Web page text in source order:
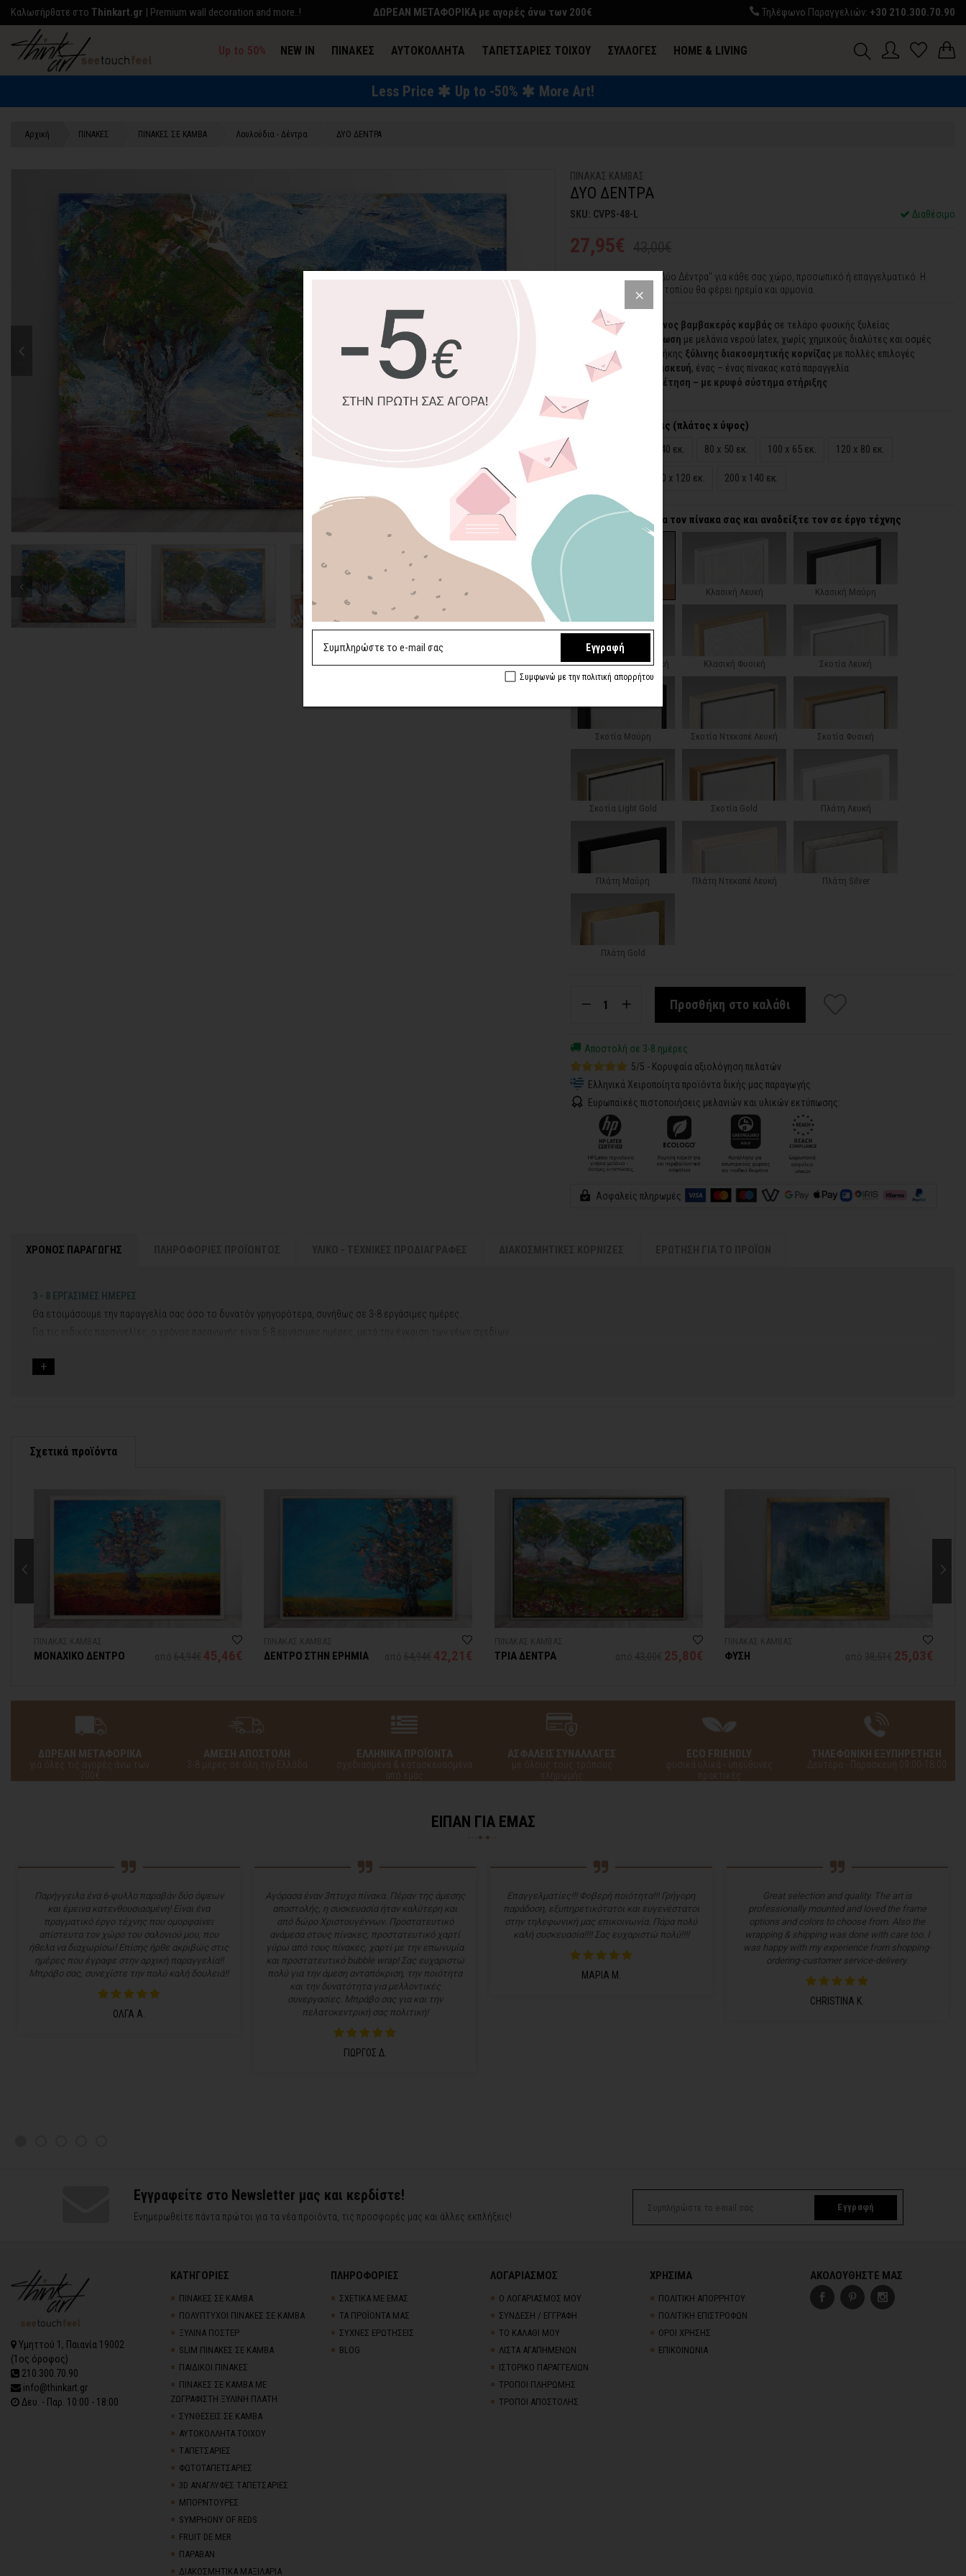
Kαλωσήρθατε στο Thinkart.gr | Premium wall decoration and more..! ΔΩΡΕΑΝ ΜΕΤΑΦΟΡΙΚΑ με αγορές άνω των 200€ Τηλέφωνο Παραγγελιών: +30 210.300.70.90
Up to 50% NEW IN ΠΙΝΑΚΕΣ ΑΥΤΟΚΟΛΛΗΤΑ TΑΠΕΤΣΑΡΙΕΣ ΤΟΙΧΟΥ ΣΥΛΛΟΓΕΣ HOME & LIVING
ΕΝΔΥΣΗ & ΑΞΕΣΟΥΑΡ
Less Price Up to -50% More Art!
Αρχική ΠΙΝΑΚΕΣ ΠΙΝΑΚΕΣ ΣΕ ΚΑΜΒΑ Λουλούδια - Δέντρα ΔΥΟ ΔΕΝΤΡΑ
ΠΙΝΑΚΑΣ ΚΑΜΒΑΣ
ΔΥΟ ΔΕΝΤΡΑ
SKU: CVPS-48-L Διαθέσιμο
27,95€
Επιλέξτε τον πίνακα "Δύο Δέντρα" για κάθε σας χώρο, προσωπικό ή επαγγελματικό. Η
ομορφιά του φυσικού τοπίου θα φέρει ηρεμία και αρμονία.
100% πιστοποιημένος βαμβακερός καμβάς σε τελάρο φυσικής ξυλείας
Οικολογική εκτύπωση με μελάνια νερού latex, χωρίς χημικούς διαλύτες και οσμές
Δυνατότητα προσθήκης ξύλινης διακοσμητικής κορνίζας με πολλές επιλογές
Χειροποίητη κατασκευή, ένας – ένας πίνακας κατά παραγγελία
Έτοιμοι για τοποθέτηση – με κρυφό σύστημα στήριξης
Επιλέξτε διαστάσεις (πλάτος x ύψος)
65 x 40 εκ. 80 x 50 εκ. 100 x 65 εκ. 120 x 80 εκ.
180 x 120 εκ. 200 x 140 εκ.
Επιλέξτε κορνίζα για τον πίνακα σας και αναδείξτε τον σε έργο τέχνης
Κλασική Λευκή Κλασική Μαύρη
Κλασική Ντεκαπέ Λευκή Κλασική Φυσική Σκοτία Λευκή
Σκοτία Μαύρη Σκοτία Ντεκαπέ Λευκή Σκοτία Φυσική
Σκοτία Light Gold Σκοτία Gold Πλάτη Λευκή
Πλάτη Μαύρη Πλάτη Ντεκαπέ Λευκή Πλάτη Silver
Πλάτη Gold
Προσθήκη στο καλάθι
Αποστολή σε 3-8 ημέρες
5/5 - Κορυφαία αξιολόγηση πελατών
Ελληνικά Χειροποίητα προϊόντα δικής μας παραγωγής
Ευρωπαϊκές πιστοποιήσεις μελανιών και υλικών εκτύπωσης:
Ασφαλείς πληρωμές
ΧΡΟΝΟΣ ΠΑΡΑΓΩΓΗΣ
3 - 8 ΕΡΓΑΣΙΜΕΣ ΗΜΕΡΕΣ
Θα ετοιμάσουμε την παραγγελία σας όσο το δυνατόν γρηγορότερα, συνήθως σε 3-8 εργάσιμες ημέρες.
Εάν η αποστολή πραγματοποιείται κατά τη διάρκεια μεγάλων εορτών ή αργιών ή καλοκαιρινών διακοπών, μπορεί να χρειαστεί λίγος περισσότερος χρόνος για να παραδοθεί.
Σχετικά προϊόντα
ΜΟΝΑΧΙΚΟ ΔΕΝΤΡΟ 45,46€ ΔΕΝΤΡΟ ΣΤΗΝ ΕΡΗΜΙΑ 42,21€ ΤΡΙΑ ΔΕΝΤΡΑ 25,80€ ΦΥΣΗ 25,03€
ΔΩΡΕΑΝ ΜΕΤΑΦΟΡΙΚΑ
για όλες τις αγορές άνω των
200€
ΑΜΕΣΗ ΑΠΟΣΤΟΛΗ
3-8 μέρες σε όλη την Ελλάδα
ΕΛΛΗΝΙΚΑ ΠΡΟΪΟΝΤΑ
σχεδιασμένα & κατασκευασμένα
από εμάς
ΑΣΦΑΛΕΙΣ ΣΥΝΑΛΛΑΓΕΣ
με όλους τους τρόπους
πληρωμής
ECO FRIENDLY
φυσικά υλικά - υπεύθυνες
πρακτικές
ΤΗΛΕΦΩΝΙΚΗ ΕΞΥΠΗΡΕΤΗΣΗ
Δευτέρα - Παρασκευή 09:00-18:00
ΕΙΠΑΝ ΓΙΑ ΕΜΑΣ
Παρήγγειλα ένα 6-φυλλο παραβάν δύο όψεων
και έμεινα κατενθουσιασμένη! Είναι ένα
πραγματικό έργο τέχνης που ομορφαίνει
απίστευτα τον χώρο του σαλονιού μου, που
ήθελα να διαχωρίσω! Επίσης ήρθε ακριβώς στις
ημέρες που έγραφε στην αρχική παραγγελία!!
Μπράβο σας, συνεχίστε την πολύ καλή δουλειά!!
ΟΛΓΑ Α.
Αγόρασα έναν 3πτυχο πίνακα. Πέραν της άμεσης
αποστολής, η συσκευασία ήταν καλύτερη και
από δώρο Χριστουγέννων. Προστατευτικό
ανάμεσα στους πίνακες, προστατευτικό χαρτί
γύρω από τους πίνακες, χαρτί με την επωνυμία
και προστατευτικό bubble wrap! Σας ευχαριστώ
πολύ για την άμεση ανταπόκριση, την ποιότητα
και την δυνατότητα για μελλοντικές
συνεργασίες. Μπράβο σας για και την
πελατοκεντρική σας πολιτική!
ΓΙΩΡΓΟΣ Δ.
Επαγγελματίες!!! Φοβερή ποιότητα!!! Γρήγορη
παράδοση, εξυπηρετικότατοι και ευγενέστατοι
στην τηλεφωνική μας επικοινωνία. Πάρα πολύ
καλή συσκευασία!!!! Σας ευχαριστώ πολύ!!!!
ΜΑΡΙΑ Μ.
Great selection and quality. The art is
professionally mounted and loved the frame
options and colors to choose from. Also the
wrapping & shipping was done with care too. I
was happy with my experience from shopping-
ordering-customer service-delivery.
CHRISTINA K.
Εγγραφείτε στο Newsletter μας και κερδίστε!
Ενημερωθείτε πάντα πρώτοι για τα νέα προϊόντα, τις προσφορές μας και άλλες εκπλήξεις!
Εγγραφή
Υμηττού 1, Παιανία 19002
(1ος όροφος)
210.300.70.90
info@thinkart.gr
Δευ. - Παρ. 10:00 - 18:00
ΚΑΤΗΓΟΡΙΕΣ
ΠΙΝΑΚΕΣ ΣΕ ΚΑΜΒΑ
ΠΟΛΥΠΤΥΧΟΙ ΠΙΝΑΚΕΣ ΣΕ ΚΑΜΒΑ
ΞΥΛΙΝΑ ΠΟΣΤΕΡ
SLIM ΠΙΝΑΚΕΣ ΣΕ ΚΑΜΒΑ
ΠΑΙΔΙΚΟΙ ΠΙΝΑΚΕΣ
ΠΙΝΑΚΕΣ ΣΕ ΚΑΜΒΑ ΜΕ
ΖΩΓΡΑΦΙΣΤΗ ΞΥΛΙΝΗ ΠΛΑΤΗ
ΣΥΝΘΕΣΕΙΣ ΣΕ ΚΑΜΒΑ
ΑΥΤΟΚΟΛΛΗΤΑ ΤΟΙΧΟΥ
TΑΠΕΤΣΑΡΙΕΣ
ΦΩΤΟΤΑΠΕΤΣΑΡΙΕΣ
3D AΝΑΓΛΥΦΕΣ TΑΠΕΤΣΑΡΙΕΣ
ΜΠΟΡΝΤΟΥΡΕΣ
SYMPHONY OF REDS
FRUIT DE MER
ΠΑΡΑΒΑΝ
ΔΙΑΚΟΣΜΗΤΙΚΑ ΜΑΞΙΛΑΡΙΑ
ΠΛΗΡΟΦΟΡΙΕΣ
ΣΧΕΤΙΚΑ ΜΕ ΕΜΑΣ
ΤΑ ΠΡΟΪΟΝΤΑ ΜΑΣ
ΣΥΧΝΕΣ ΕΡΩΤΗΣΕΙΣ
BLOG
ΛΟΓΑΡΙΑΣΜΟΣ
Ο ΛΟΓΑΡΙΑΣΜΟΣ ΜΟΥ
ΣΥΝΔΕΣΗ / ΕΓΓΡΑΦΗ
ΤΟ ΚΑΛΑΘΙ ΜΟΥ
ΛΙΣΤΑ ΑΓΑΠΗΜΕΝΩΝ
ΙΣΤΟΡΙΚΟ ΠΑΡΑΓΓΕΛΙΩΝ
ΤΡΟΠΟΙ ΠΛΗΡΩΜΗΣ
ΤΡΟΠΟΙ ΑΠΟΣΤΟΛΗΣ
ΧΡΗΣΙΜΑ
ΠΟΛΙΤΙΚΗ ΑΠΟΡΡΗΤΟΥ
ΠΟΛΙΤΙΚΗ ΕΠΙΣΤΡΟΦΩΝ
ΟΡΟΙ ΧΡΗΣΗΣ
ΕΠΙΚΟΙΝΩΝΙΑ
ΑΚΟΛΟΥΘΗΣΤΕ ΜΑΣ
Εγγραφή
Συμφωνώ με την πολιτική απορρήτου